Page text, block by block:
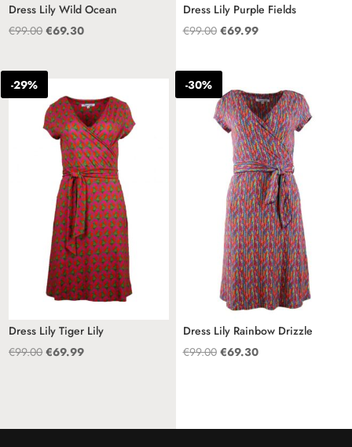
Dress Lily Wild Ocean
€99.00 Oorspronkelijke
was:
€69.30Huidige
Dress Lily Purple Fields
€99.00 Oorspronkelijke
was:
€99.00.
€69.99Huidige
€69.99.
-29%
Dress Lily Tiger Lily
€99.00 Oorspronkelijke
€69.99Huidige
-30%
Dress Lily Rainbow Drizzle
€99.00 Oorspronkelijke
€69.30Huidige